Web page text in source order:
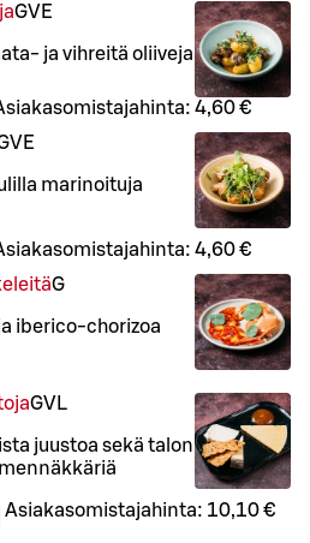
GVE
ja vihreitä oliiveja
4,60 €
VE
marinoituja
4,60 €
G
iberico-chorizoa
GVL
juustoa sekä talon
Asiakasomistajahinta: 10,10 €